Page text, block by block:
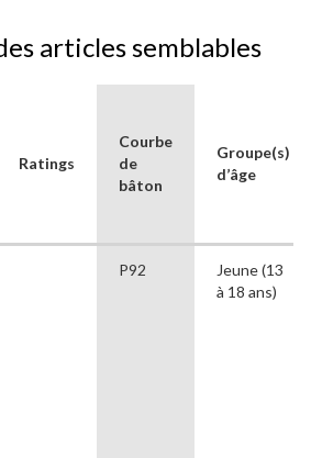
articles semblables
Ratings
Courbe
de
bâton
Groupe(s)
d’âge
P92
Jeune (13
à 18 ans)